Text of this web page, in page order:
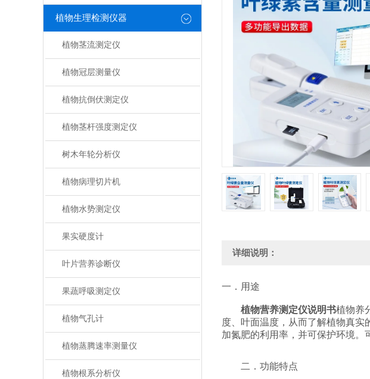
植物生理检测仪器
植物茎流测定仪
植物冠层测量仪
植物抗倒伏测定仪
植物茎杆强度测定仪
树木年轮分析仪
植物病理切片机
植物水势测定仪
果实硬度计
叶片营养诊断仪
果蔬呼吸测定仪
植物气孔计
植物蒸腾速率测量仪
植物根系分析仪
详细说明：
一．用途
植物营养测定仪说明书植物养
度、叶面温度，从而了解植物真
加氮肥的利用率，并可保护环境。
二．功能特点